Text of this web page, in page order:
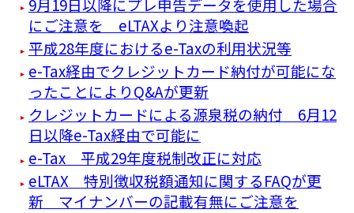
にご注意を eLTAXより注意喚起
平成28年度におけるe-Taxの利用状況等
e-Tax経由でクレジットカード納付が可能にな
ったことによりQ&Aが更新
クレジットカードによる源泉税の納付 6月12
日以降e-Tax経由で可能に
e-Tax 平成29年度税制改正に対応
eLTAX 特別徴収税額通知に関するFAQが更
新 マイナンバーの記載有無にご注意を